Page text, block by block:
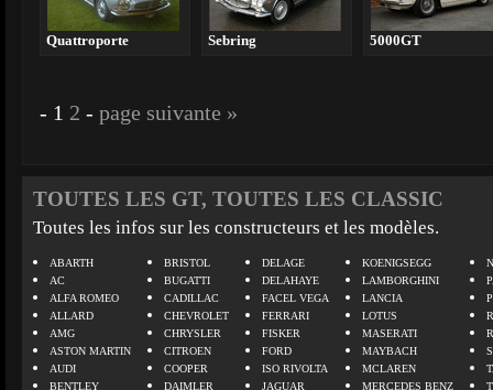
Quattroporte Sebring 5000GT
- 1 2 - page suivante »
TOUTES LES GT, TOUTES LES CLASSIC
Toutes les infos sur les constructeurs et les modèles.
ABARTH
AC
ALFA ROMEO
ALLARD
AMG
ASTON MARTIN
AUDI
BENTLEY
BRISTOL
BUGATTI
CADILLAC
CHEVROLET
CHRYSLER
CITROEN
COOPER
DAIMLER
DELAGE
DELAHAYE
FACEL VEGA
FERRARI
FISKER
FORD
ISO RIVOLTA
JAGUAR
KOENIGSEGG
LAMBORGHINI
LANCIA
LOTUS
MASERATI
MAYBACH
MCLAREN
MERCEDES BENZ